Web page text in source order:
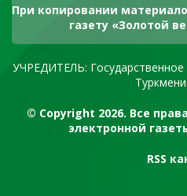
При копировании
газету «Золотой
УЧРЕДИТЕЛЬ:
© Copyright 2026. Все
электронной
RSS